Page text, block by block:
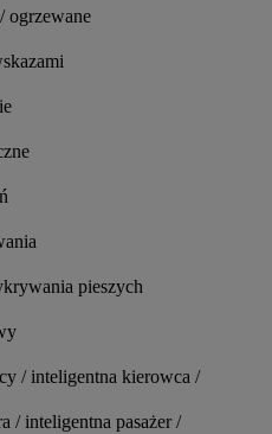
ogrzewane
pieszych
/ inteligentna kierowca /
/ inteligentna pasażer /